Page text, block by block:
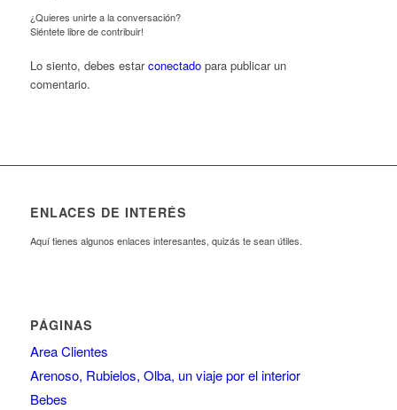
¿Quieres unirte a la conversación?
Siéntete libre de contribuir!
Lo siento, debes estarconectadopara publicar un
comentario.
ENLACES DE INTERÉS
Aquí tienes algunos enlaces interesantes, quizás te sean útiles.
PÁGINAS
Area Clientes
Arenoso, Rubielos, Olba, un viaje por el interior
Bebes